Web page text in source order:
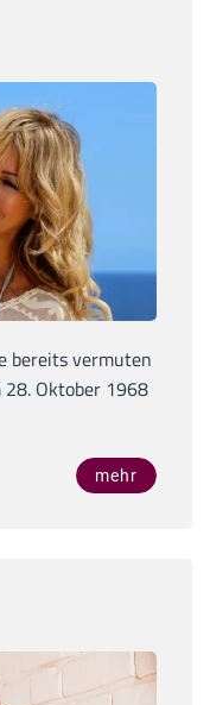
bereits vermuten
Oktober 1968
mehr